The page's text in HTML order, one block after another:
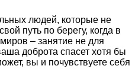
людей, которые не
путь по берегу, когда в
– занятие не для
доброта спасет хотя бы
вы и почувствуете себя